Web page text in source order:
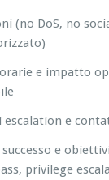
(no DoS, no
e impatto
escalation e
e
privilege